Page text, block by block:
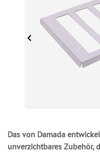
Das von Damada
unverzichtbares Zubehör,